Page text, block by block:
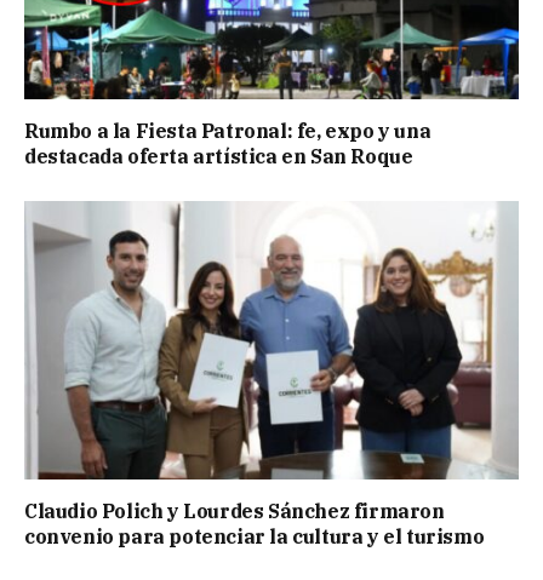
Rumbo a la Fiesta Patronal: fe, expo y una
destacada oferta artística en San Roque
Claudio Polich y Lourdes Sánchez firmaron
convenio para potenciar la cultura y el turismo